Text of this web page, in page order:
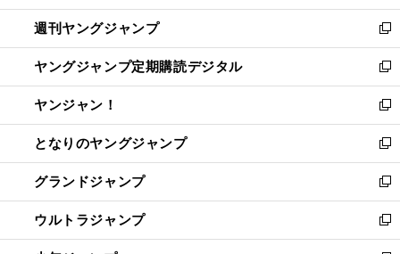
開
く
ウ
で
開
く
ン
ド
ウ
で
開
く
ウ
ィ
ン
ド
ウ
で
開
く
週刊ヤングジャンプ
新
し
い
ウ
ィ
ン
ド
ウ
で
開
く
ヤングジャンプ定期購読デジタル
新
し
い
ウ
ィ
ン
ド
ウ
で
開
ヤンジャン！
新
し
い
ウ
ィ
ン
ド
ウ
となりのヤングジャンプ
新
し
い
ウ
ィ
ン
グランドジャンプ
新
し
い
ウ
ウルトラジャンプ
新
し